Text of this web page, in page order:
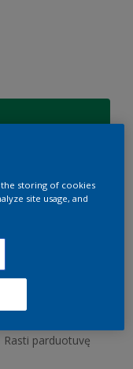
3,9 l
Rasti parduotuvę
the storing of cookies
site usage, and